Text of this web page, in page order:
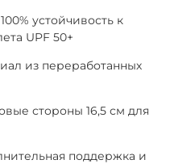
устойчивость к
UPF 50+
из переработанных
стороны 16,5 см для
поддержка и